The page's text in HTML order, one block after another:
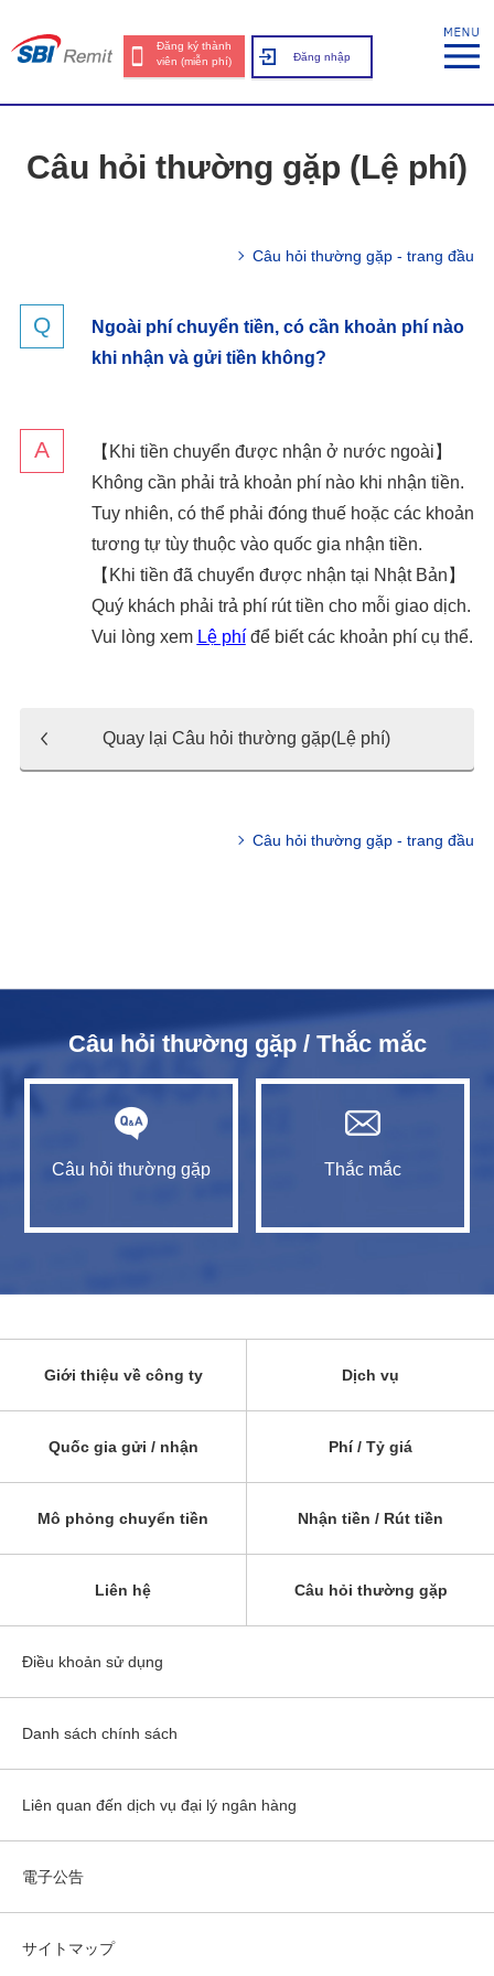
Đăng ký thành
viên (miễn phí)
Đăng nhập
Câu hỏi thường gặp (Lệ phí)
Câu hỏi thường gặp - trang đầu
Ngoài phí chuyển tiền, có cần khoản phí nào
khi nhận và gửi tiền không?
【Khi tiền chuyển được nhận ở nước ngoài】
Không cần phải trả khoản phí nào khi nhận tiền.
Tuy nhiên, có thể phải đóng thuế hoặc các khoản
tương tự tùy thuộc vào quốc gia nhận tiền.
【Khi tiền đã chuyển được nhận tại Nhật Bản】
Quý khách phải trả phí rút tiền cho mỗi giao dịch.
Vui lòng xem Lệ phíđể biết các khoản phí cụ thể.
Quay lại Câu hỏi thường gặp(Lệ phí)
Câu hỏi thường gặp - trang đầu
Câu hỏi thường gặp / Thắc mắc
Câu hỏi thường gặp Thắc mắc
Giới thiệu về công ty Dịch vụ
Quốc gia gửi / nhận Phí / Tỷ giá
Mô phỏng chuyển tiền Nhận tiền / Rút tiền
Liên hệ Câu hỏi thường gặp
Điều khoản sử dụng
Danh sách chính sách
Liên quan đến dịch vụ đại lý ngân hàng
電子公告
サイトマップ